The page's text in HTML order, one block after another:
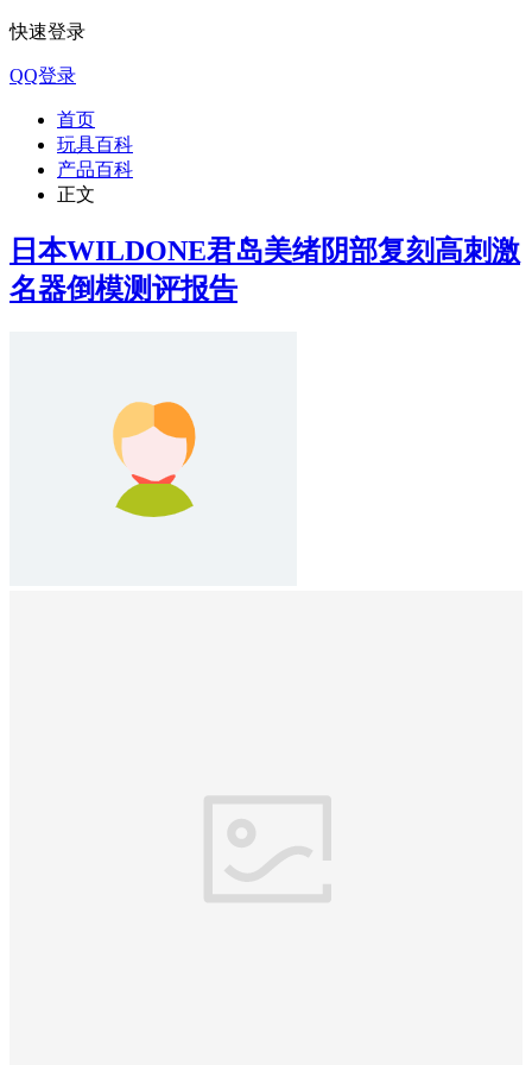
快速登录
QQ登录
首页
玩具百科
产品百科
正文
日本WILDONE君岛美绪阴部复刻高刺激
名器倒模测评报告